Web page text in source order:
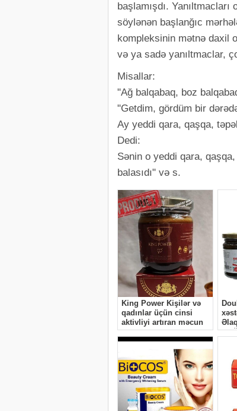
başlamışdı.
söylənən başlanğıc
kompleksinin mətnə daxil
və ya sadə yanıltmaclar,
Misallar:
"Ağ balqabaq, boz
"Getdim, gördüm bir
Ay yeddi qara, qaşqa,
Dedi:
Sənin o yeddi qara,
balasıdı" və s.